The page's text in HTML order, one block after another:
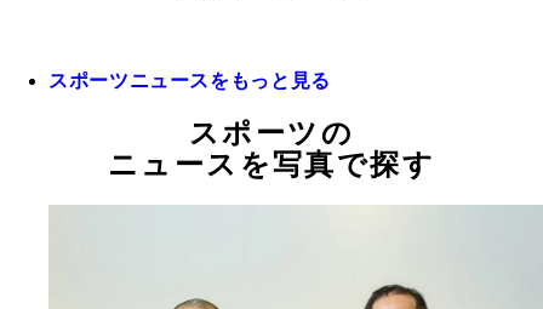
スポーツニュースをもっと見る
スポーツの
ニュースを写真で探す